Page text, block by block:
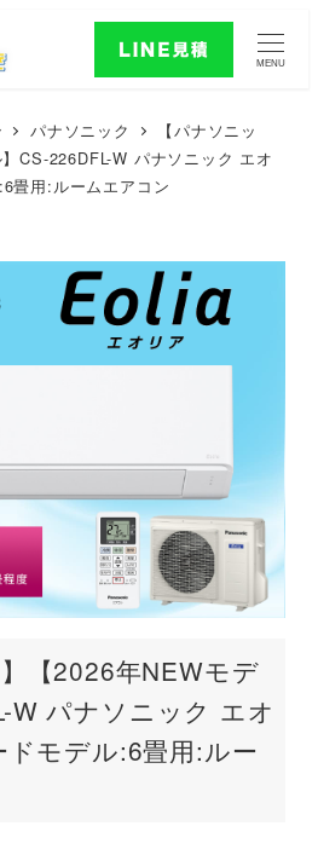
MENU
パナソニック
【パナソニッ
CS-226DFL-W パナソニック エオ
畳用:ルームエアコン
【2026年NEWモデ
W パナソニック エオ
モデル:6畳用:ルー